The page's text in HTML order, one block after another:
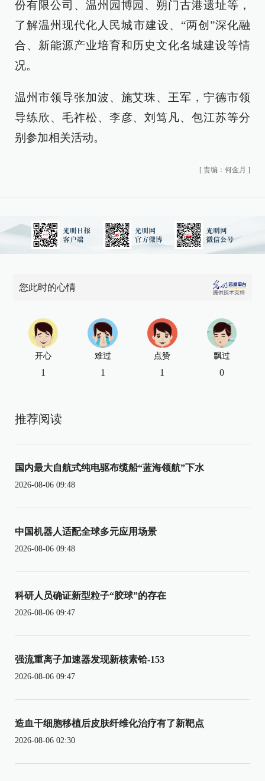
份有限公司、温州园博园、朔门古港遗址等，
了解温州现代化人民城市建设、“两创”深化融
合、新能源产业培育和历史文化名城建设等情
况。
温州市领导张加波、施艾珠、王军，宁德市领
导练欣、毛祚松、李彦、刘笃凡、包江苏等分
别参加相关活动。
[ 责编：何金月 ]
您此时的心情
开心
1
难过
1
点赞
1
飘过
0
推荐阅读
国内最大自航式纯电驱布缆船“蓝海领航”下水
2026-08-06 09:48
中国机器人适配全球多元应用场景
2026-08-06 09:48
科研人员确证新型粒子“胶球”的存在
2026-08-06 09:47
强流重离子加速器发现新核素铪-153
2026-08-06 09:47
造血干细胞移植后皮肤纤维化治疗有了新靶点
2026-08-06 02:30